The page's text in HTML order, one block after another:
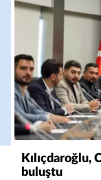
Kılıçdaroğlu,
buluştu